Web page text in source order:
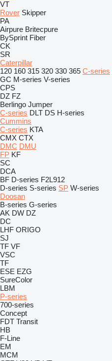
VT
Rover Skipper
PA
Airpure Britecpure
BySprint Fiber
CK
SR
Caterpillar
120 160 315 320 330 365 C-series
GC M-series V-series
CPS
DZ FZ
Berlingo Jumper
C-series DLT DS H-series
Cummins
C-series KTA
CMX CTX
DMC DMU
FP KF
SC
DCA
BF D-series F2L912
D-series S-series SP W-series
Doosan
B-series G-series
AK DW DZ
DC
LHF ORIGO
SJ
TF VF
VSC
TF
ESE EZG
SureColor
LBM
P-series
700-series
Concept
FDT Transit
HB
F-Line
EM
MCM